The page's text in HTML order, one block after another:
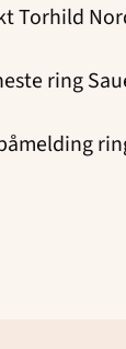
Torhild
ring